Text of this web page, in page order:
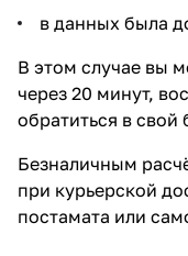
в данных была
В этом случае вы
через 20 минут,
обратиться в
Безналичным
при курьерской
постамата или